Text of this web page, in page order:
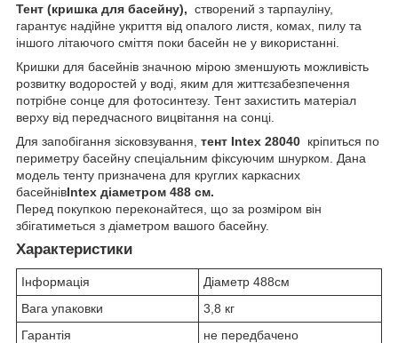
Тент (кришка для басейну), створений з тарпауліну,
гарантує надійне укриття від опалого листя, комах, пилу та
іншого літаючого сміття поки басейн не у використанні.
Кришки для басейнів значною мірою зменшують можливість
розвитку водоростей у воді, яким для життєзабезпечення
потрібне сонце для фотосинтезу. Тент захистить матеріал
верху від передчасного вицвітання на сонці.
Для запобігання зісковзування, тент Intex 28040 кріпиться по
периметру басейну спеціальним фіксуючим шнурком. Дана
модель тенту призначена для круглих каркасних
басейнівIntex діаметром 488 см.
Перед покупкою переконайтеся, що за розміром він
збігатиметься з діаметром вашого басейну.
Характеристики
Інформація
Діаметр 488см
Вага упаковки
3,8 кг
Гарантія
не передбачено